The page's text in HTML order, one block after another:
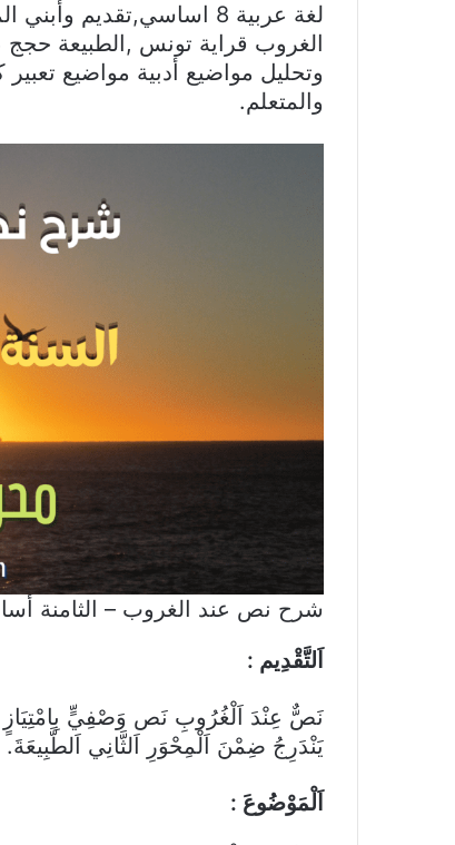
لغة عربية 8
الغروب قراية تونس ,الطبيعة حجج
وتحليل مواضيع أدبية مواضيع
والمتعلم.
شرح نص عند الغروب – الثامنة
اَلتَّقْدِيم :
نَصٌّ عِنْدَ اَلْغُرُوبِ نَص وَصْفِيٍّ بِامْتِيَازٍ
يَنْدَرِجُ ضِمْنَ اَلْمِحْوَرِ اَلثَّانِي اَلطَّبِيعَةَ.
اَلْمَوْضُوعَ :